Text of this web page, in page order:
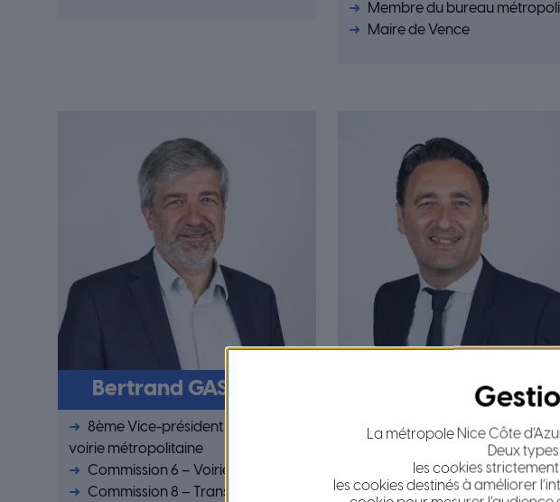
Membre du bureau
Maire de Vence
Bertrand GASIGLIA
8ème Vice-président délégué à la
voirie métropolitaine
Commission 6 – Voirie
Commission 8 – Transports et
Ladislas POLSKI
9ème Vice-président délégué
l’aménagement stratégique et
économique de la vallée du
autour de la ligne 5
La métropole Nice Côte
Deux
les cookies
les cookies destinés à améliorer